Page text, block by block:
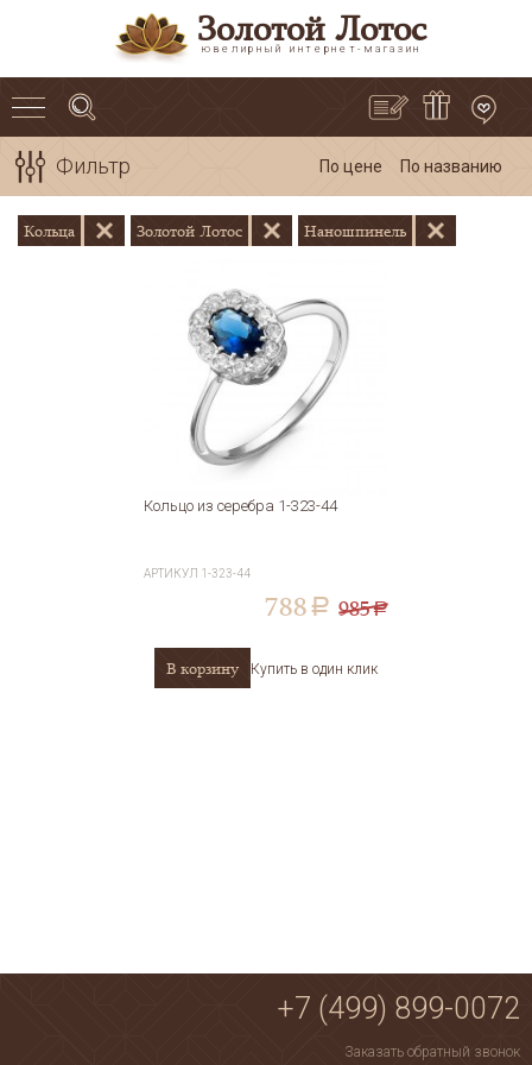
Золотой Лотос
ювелирный интернет-магазин
Фильтр По цене По названию
Кольца Золотой Лотос Наношпинель
Кольцо из серебра 1-323-44
АРТИКУЛ 1-323-44
788 a 985a
В корзину Купить в один клик
+7 (499) 899-0072
Заказать обратный звонок